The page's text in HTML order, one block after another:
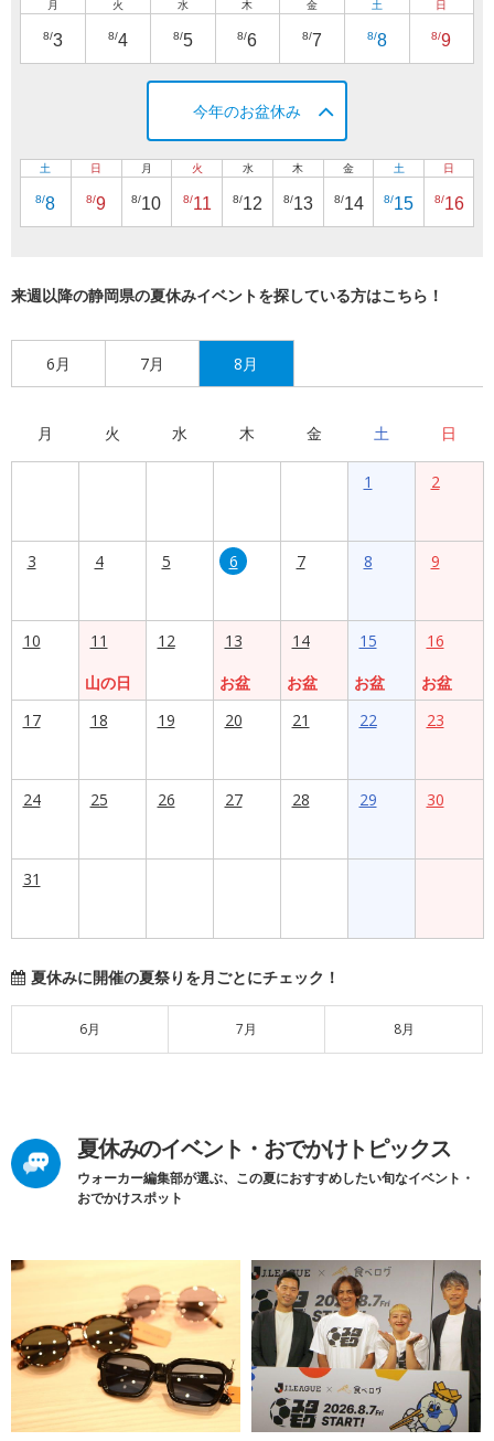
月
8/3
火
8/4
水
8/5
木
8/6
金
8/7
土
8/8
日
8/9
今年のお盆休み
土
8/8
日
8/9
月
8/10
火
8/11
水
8/12
木
8/13
金
8/14
土
8/15
日
8/16
来週以降の静岡県の夏休みイベントを探している方はこちら！
6月 7月 8月
月 火 水 木 金 土 日
1 2
3 4 5 6 7 8 9
10
11
山の日
12
13
お盆
14
お盆
15
お盆
16
お盆
17
18 19 20 21 22 23
24 25 26 27 28 29 30
31
夏休みに開催の夏祭りを月ごとにチェック！
6月 7月 8月
夏休みのイベント・おでかけトピックス
ウォーカー編集部が選ぶ、この夏におすすめしたい旬なイベント・
おでかけスポット